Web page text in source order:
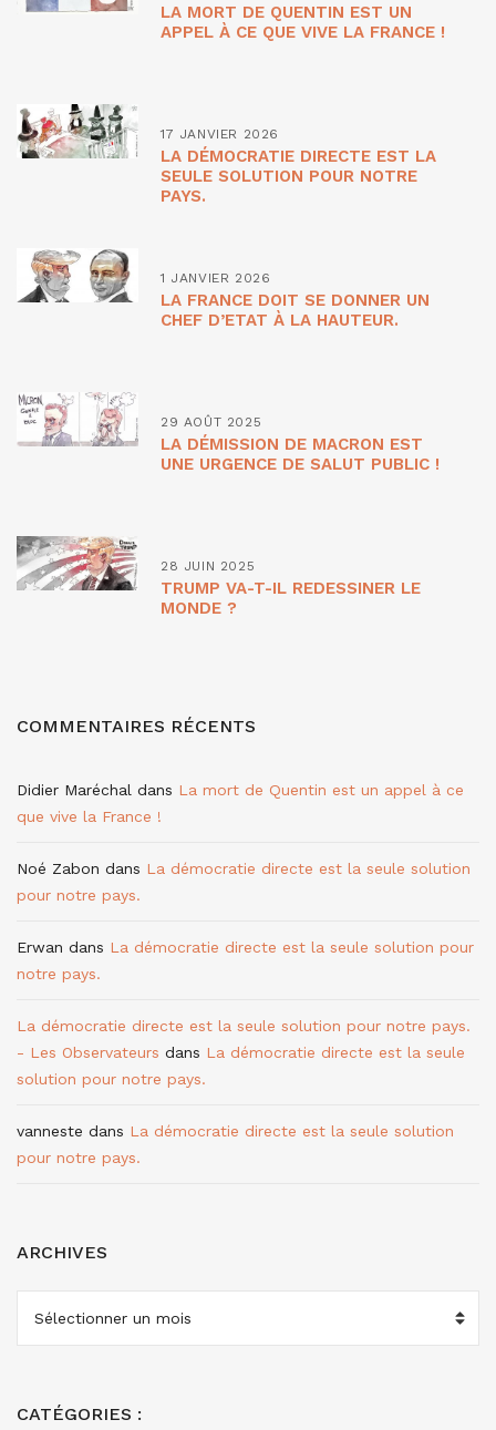
LA MORT DE QUENTIN EST UN
APPEL À CE QUE VIVE LA FRANCE !
17 JANVIER 2026
LA DÉMOCRATIE DIRECTE EST LA
SEULE SOLUTION POUR NOTRE
PAYS.
1 JANVIER 2026
LA FRANCE DOIT SE DONNER UN
CHEF D’ETAT À LA HAUTEUR.
29 AOÛT 2025
LA DÉMISSION DE MACRON EST
UNE URGENCE DE SALUT PUBLIC !
28 JUIN 2025
TRUMP VA-T-IL REDESSINER LE
MONDE ?
COMMENTAIRES RÉCENTS
Didier Maréchal dans La mort de Quentin est un appel à ce
que vive la France !
Noé Zabon dans La démocratie directe est la seule solution
pour notre pays.
Erwan dans La démocratie directe est la seule solution pour
notre pays.
La démocratie directe est la seule solution pour notre pays.
- Les Observateurs dans La démocratie directe est la seule
solution pour notre pays.
vanneste dans La démocratie directe est la seule solution
pour notre pays.
ARCHIVES
CATÉGORIES :